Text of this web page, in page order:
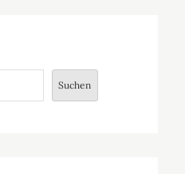
Suchen